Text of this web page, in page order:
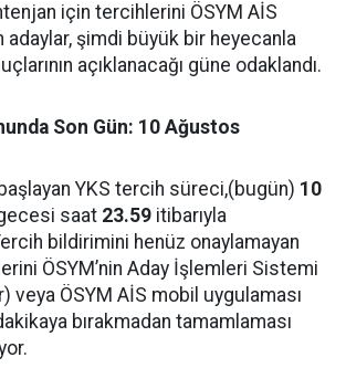
için tercihlerini ÖSYM AİS
adaylar, şimdi büyük bir heyecanla
açıklanacağı güne odaklandı.
Son Gün: 10 Ağustos
YKS tercih süreci,(bugün) 10
saat 23.59 itibarıyla
bildirimini henüz onaylamayan
ÖSYM’nin Aday İşlemleri Sistemi
veya ÖSYM AİS mobil uygulaması
bırakmadan tamamlaması